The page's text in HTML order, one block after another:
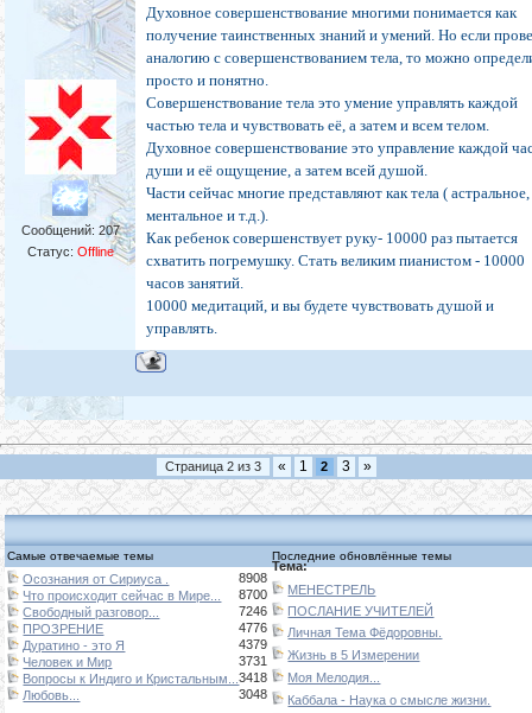
Сообщений: 207
Статус: Offline
Духовное совершенствование многими понимается как
получение таинственных знаний и умений. Но если
аналогию с совершенствованием тела, то можно
просто и понятно.
Совершенствование тела это умение управлять каждой
частью тела и чувствовать её, а затем и всем телом.
Духовное совершенствование это управление каждой
души и её ощущение, а затем всей душой.
Части сейчас многие представляют как тела ( астральное,
ментальное и т.д.).
Как ребенок совершенствует руку- 10000 раз пытается
схватить погремушку. Стать великим пианистом - 10000
часов занятий.
10000 медитаций, и вы будете чувствовать душой и
управлять.
Страница 2из 3 « 1 2 3 »
Самые отвечаемые темы Последние обновлённые темы
Осознания от Сириуса .
8908
Что происходит сейчас в Мире...
8700
Свободный разговор...
7246
ПРОЗРЕНИЕ
4776
Дуратино - это Я
4379
Человек и Мир
3731
Вопросы к Индиго и Кристальным...3418
Любовь...
3048
Тема:
МЕНЕСТРЕЛЬ
ПОСЛАНИЕ УЧИТЕЛЕЙ
Личная Тема Фёдоровны.
Жизнь в 5 Измерении
Моя Мелодия...
Каббала - Наука о смысле жизни.